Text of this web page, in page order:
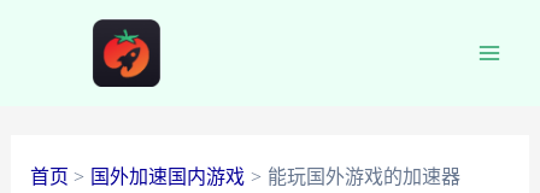
首页 国外加速国内游戏 能玩国外游戏的加速器